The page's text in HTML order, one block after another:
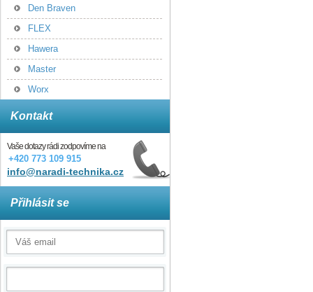
Den Braven
FLEX
Hawera
Master
Worx
Kontakt
Vaše dotazy rádi zodpovíme na
+420 773 109 915
info@naradi-technika.cz
Přihlásit se